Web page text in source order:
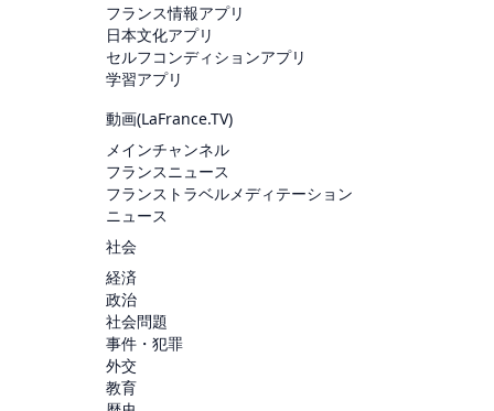
フランス情報アプリ
日本文化アプリ
セルフコンディションアプリ
学習アプリ
動画(LaFrance.TV)
メインチャンネル
フランスニュース
フランストラベルメディテーション
ニュース
社会
経済
政治
社会問題
事件・犯罪
外交
教育